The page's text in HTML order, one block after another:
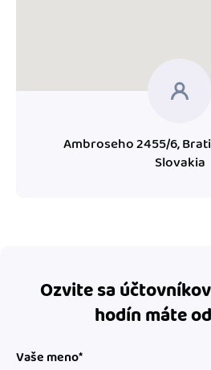
Ambroseho 2455/6,
Slovakia
Ozvite sa
hodín máte
Vaše meno*